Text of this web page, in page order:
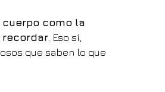
como la
recordar. Eso sí,
que saben lo que